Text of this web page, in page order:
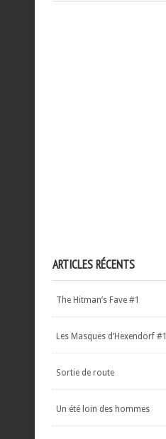
ARTICLES RÉCENTS
The Hitman’s Fave #1
Les Masques d’Hexendorf #1
Sortie de route
Un été loin des hommes